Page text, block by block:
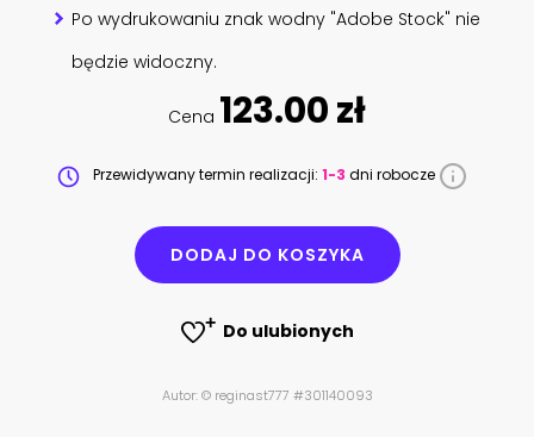
Po wydrukowaniu znak wodny "Adobe Stock" nie
będzie widoczny.
Cena 123.00 zł
Przewidywany termin realizacji: 1-3 dni robocze
DODAJ DO KOSZYKA
Do ulubionych
Autor: © reginast777 #301140093